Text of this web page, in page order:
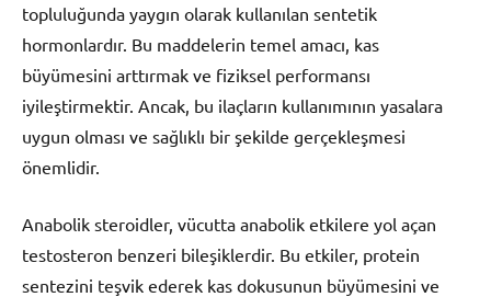
topluluğunda yaygın olarak kullanılan sentetik
hormonlardır. Bu maddelerin temel amacı, kas
büyümesini arttırmak ve fiziksel performansı
iyileştirmektir. Ancak, bu ilaçların kullanımının yasalara
uygun olması ve sağlıklı bir şekilde gerçekleşmesi
önemlidir.
Anabolik steroidler, vücutta anabolik etkilere yol açan
testosteron benzeri bileşiklerdir. Bu etkiler, protein
sentezini teşvik ederek kas dokusunun büyümesini ve